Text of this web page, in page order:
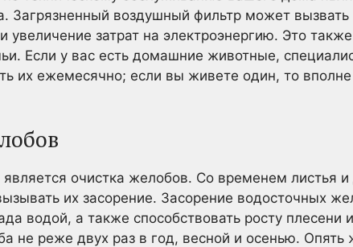
Загрязненный воздушный фильтр может
увеличение затрат на электроэнергию. Это
Если у вас есть домашние животные,
их ежемесячно; если вы живете один, то
очистка желобов. Со временем листья и
их засорение. Засорение водосточных
водой, а также способствовать росту плесени
не реже двух раз в год, весной и осенью. Опять